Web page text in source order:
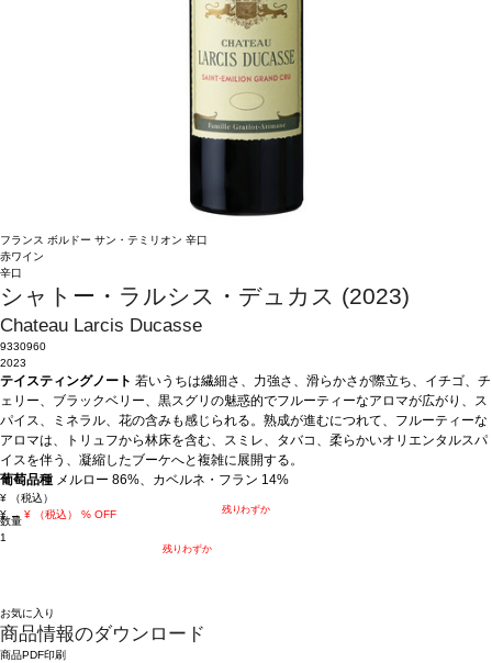
フランス ボルドー サン・テミリオン 辛口
赤ワイン
辛口
シャトー・ラルシス・デュカス (2023)
Chateau Larcis Ducasse
9330960
2023
テイスティングノート 若いうちは繊細さ、力強さ、滑らかさが際立ち、イチゴ、チ
ェリー、ブラックベリー、黒スグリの魅惑的でフルーティーなアロマが広がり、ス
パイス、ミネラル、花の含みも感じられる。熟成が進むにつれて、フルーティーな
アロマは、トリュフから林床を含む、スミレ、タバコ、柔らかいオリエンタルスパ
イスを伴う、凝縮したブーケへと複雑に展開する。
葡萄品種 メルロー 86%、カベルネ・フラン 14%
¥
（税込）
¥ → ¥ （税込） % OFF 残りわずか
数量
1
残りわずか
お気に入り
商品情報のダウンロード
商品PDF印刷